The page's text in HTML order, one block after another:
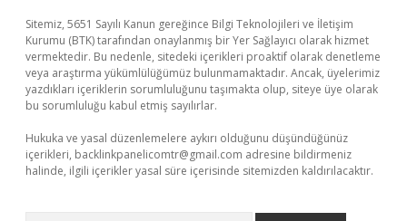
Sitemiz, 5651 Sayılı Kanun gereğince Bilgi Teknolojileri ve İletişim
Kurumu (BTK) tarafından onaylanmış bir Yer Sağlayıcı olarak hizmet
vermektedir. Bu nedenle, sitedeki içerikleri proaktif olarak denetleme
veya araştırma yükümlülüğümüz bulunmamaktadır. Ancak, üyelerimiz
yazdıkları içeriklerin sorumluluğunu taşımakta olup, siteye üye olarak
bu sorumluluğu kabul etmiş sayılırlar.
Hukuka ve yasal düzenlemelere aykırı olduğunu düşündüğünüz
içerikleri, backlinkpanelicomtr@gmail.com adresine bildirmeniz
halinde, ilgili içerikler yasal süre içerisinde sitemizden kaldırılacaktır.